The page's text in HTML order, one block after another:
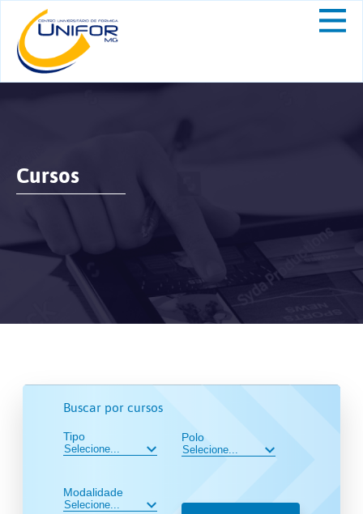
Cursos
Buscar por cursos
Tipo
Modalidade
Polo